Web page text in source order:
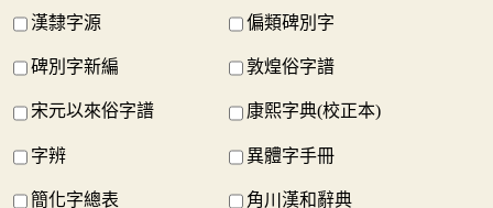
漢隸字源 偏類碑別字
碑別字新編 敦煌俗字譜
宋元以來俗字譜 康熙字典(校正本)
字辨 異體字手冊
簡化字總表 角川漢和辭典